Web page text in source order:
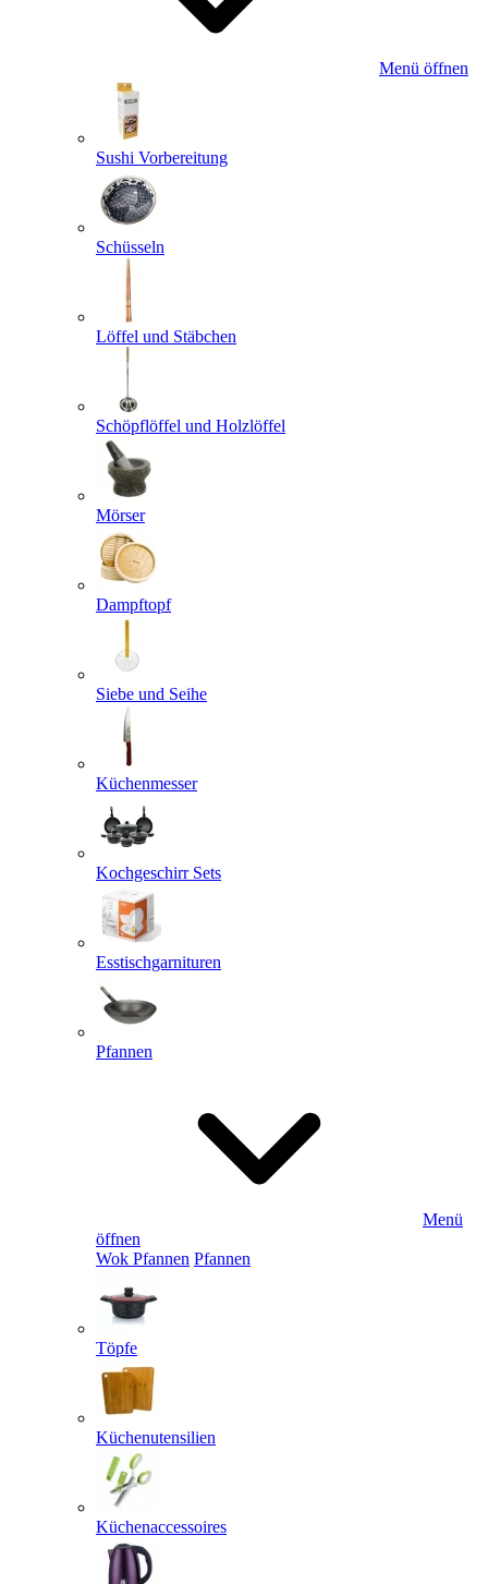
Menü öffnen
Sushi Vorbereitung
Schüsseln
Löffel und Stäbchen
Schöpflöffel und Holzlöffel
Mörser
Dampftopf
Siebe und Seihe
Küchenmesser
Kochgeschirr Sets
Esstischgarnituren
Pfannen
Menü
öffnen
Wok Pfannen Pfannen
Töpfe
Küchenutensilien
Küchenaccessoires